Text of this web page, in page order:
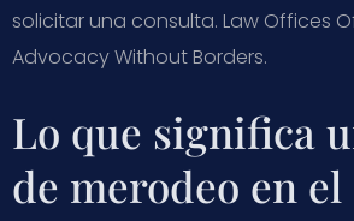
solicitar una consulta. Law Offices Of
Advocacy Without Borders.
Lo que significa
de merodeo en